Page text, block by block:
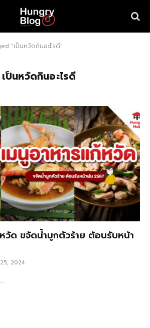
"เป็นหวัดกินอะไรดี"
เป็นหวัดกินอะไรดี
วัด ขจัดน้ำมูกตัวร้าย ต้อนรับหน้า
2024